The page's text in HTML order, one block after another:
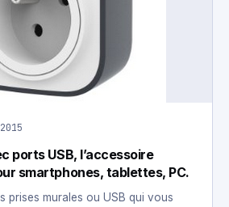
ports USB, l’accessoire
smartphones, tablettes, PC.
prises murales ou USB qui vous